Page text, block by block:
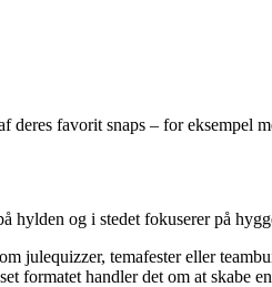
deres favorit snaps – for eksempel
hylden og i stedet fokuserer på
julequizzer, temafester eller
formatet handler det om at skabe